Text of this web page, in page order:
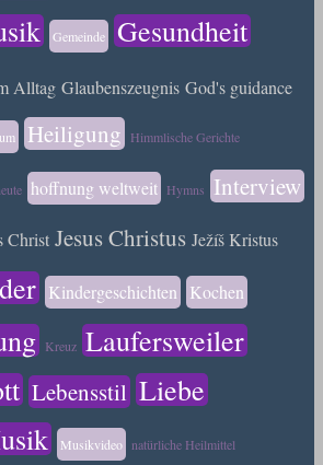
Gemeinde
Gesundheit
Alltag Glaubenszeugnis God's guidance
Heiligung Himmlische Gerichte
hoffnung weltweit Hymns
Interview
Christ Jesus Christus Ježíš Kristus
Kindergeschichten Kochen
Kreuz Laufersweiler
Lebensstil Liebe
Musikvideo natürliche Heilmittel